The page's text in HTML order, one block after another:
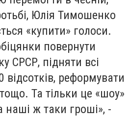
Юлія Тимошенко
«купити» голоси.
повернути
СРСР, підняти всі
відсотків, реформувати
Та тільки це «шоу»
наші ж таки гроші», -